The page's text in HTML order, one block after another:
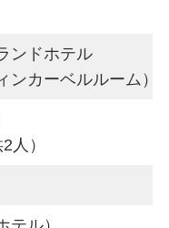
ンドホテル
ンカーベルルーム）
人）